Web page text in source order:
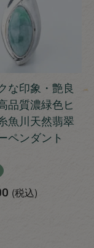
な印象・艶良
品質濃緑色ヒ
魚川天然翡翠
ペンダント
税込